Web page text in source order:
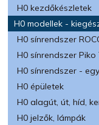
H0 kezdőkészletek
H0 modellek -
H0 sínrendszer
H0 sínrendszer Piko
H0 sínrendszer -
H0 épületek
H0 alagút, út, híd,
H0 jelzők, lámpák